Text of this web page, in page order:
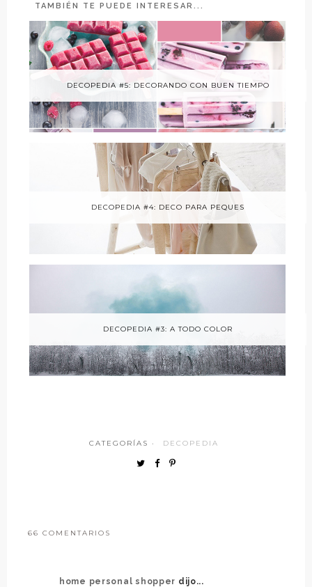
TAMBIÉN TE PUEDE INTERESAR...
DECOPEDIA #5: DECORANDO CON BUEN TIEMPO
DECOPEDIA #4: DECO PARA PEQUES
DECOPEDIA #3: A TODO COLOR
CATEGORÍAS · DECOPEDIA
66 COMENTARIOS
home personal shopper dijo...